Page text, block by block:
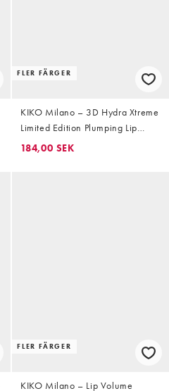
FLER FÄRGER
KIKO Milano – 3D Hydra Xtreme
Limited Edition Plumping Lip
Gloss – Läppglans som gör
184,00 SEK
FLER FÄRGER
KIKO Milano – Lip Volume